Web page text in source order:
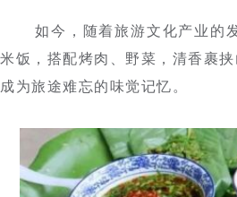
如今，随着旅游文化产业的
米饭，搭配烤肉、野菜，清香裹
成为旅途难忘的味觉记忆。